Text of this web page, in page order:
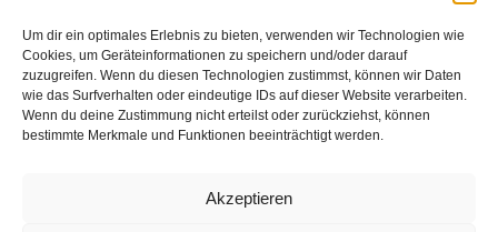
Um dir ein optimales Erlebnis zu bieten, verwenden wir Technologien wie
Cookies, um Geräteinformationen zu speichern und/oder darauf
zuzugreifen. Wenn du diesen Technologien zustimmst, können wir Daten
wie das Surfverhalten oder eindeutige IDs auf dieser Website verarbeiten.
Wenn du deine Zustimmung nicht erteilst oder zurückziehst, können
bestimmte Merkmale und Funktionen beeinträchtigt werden.
Akzeptieren